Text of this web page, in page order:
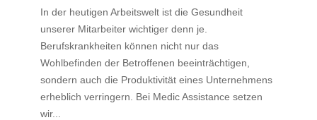
In der heutigen Arbeitswelt ist die Gesundheit
unserer Mitarbeiter wichtiger denn je.
Berufskrankheiten können nicht nur das
Wohlbefinden der Betroffenen beeinträchtigen,
sondern auch die Produktivität eines Unternehmens
erheblich verringern. Bei Medic Assistance setzen
wir...